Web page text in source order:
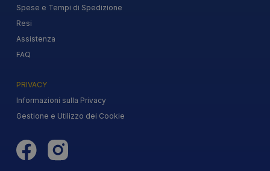
Spese e Tempi di Spedizione
Resi
Assistenza
FAQ
PRIVACY
Informazioni sulla Privacy
Gestione e Utilizzo dei Cookie